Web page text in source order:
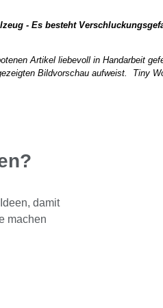
- Es besteht
Artikel liebevoll in Handarbeit
Bildvorschau aufweist. Tiny
damit
machen